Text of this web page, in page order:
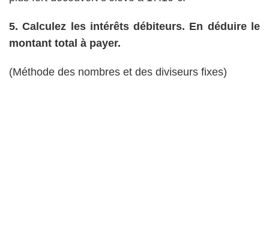
5. Calculez les intérêts débiteurs. En déduire le
montant total à payer.
(Méthode des nombres et des diviseurs fixes)